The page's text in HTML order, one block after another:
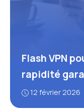
Flash VPN
rapidité
12 février 2026